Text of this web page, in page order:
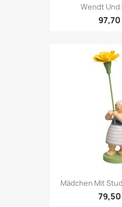
Wendt Und
Mädchen Mit